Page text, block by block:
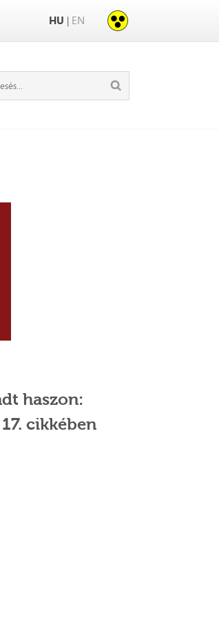
HU | EN
haszon:
cikkében